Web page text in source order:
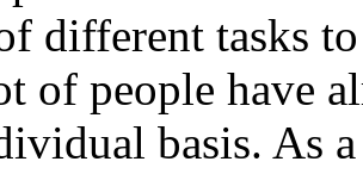
different tasks
of people have
basis. As